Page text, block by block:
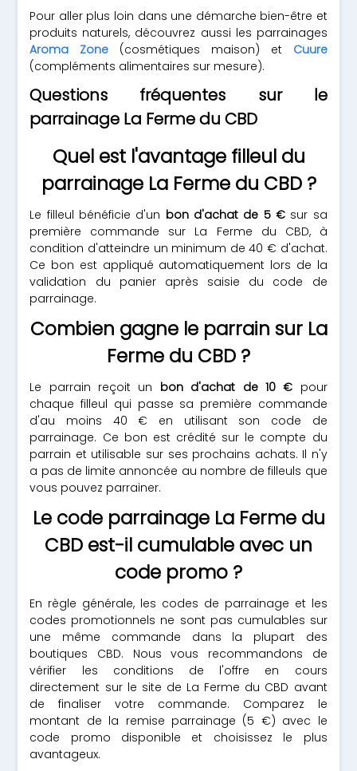
Pour aller plus loin dans une démarche bien-être et
produits naturels, découvrez aussi les parrainages
Aroma Zone (cosmétiques maison) et Cuure
(compléments alimentaires sur mesure).
Questions fréquentes sur le
parrainage La Ferme du CBD
Quel est l'avantage filleul du
parrainage La Ferme du CBD ?
Le filleul bénéficie d'un bon d'achat de 5 €sur sa
première commande sur La Ferme du CBD, à
condition d'atteindre un minimum de 40 € d'achat.
Ce bon est appliqué automatiquement lors de la
validation du panier après saisie du code de
parrainage.
Combien gagne le parrain sur La
Ferme du CBD ?
Le parrain reçoit un bon d'achat de 10 € pour
chaque filleul qui passe sa première commande
d'au moins 40 € en utilisant son code de
parrainage. Ce bon est crédité sur le compte du
parrain et utilisable sur ses prochains achats. Il n'y
a pas de limite annoncée au nombre de filleuls que
vous pouvez parrainer.
Le code parrainage La Ferme du
CBD est-il cumulable avec un
code promo ?
En règle générale, les codes de parrainage et les
codes promotionnels ne sont pas cumulables sur
une même commande dans la plupart des
boutiques CBD. Nous vous recommandons de
vérifier les conditions de l'offre en cours
directement sur le site de La Ferme du CBD avant
de finaliser votre commande. Comparez le
montant de la remise parrainage (5 €) avec le
code promo disponible et choisissez le plus
avantageux.